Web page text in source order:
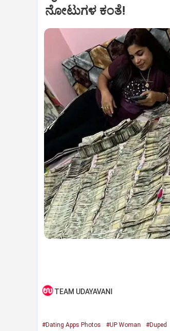
ನೋಟುಗಳ ಕಂತೆ!
TEAM UDAYAVANI
#Dating Apps Photos #UP Woman #Duped